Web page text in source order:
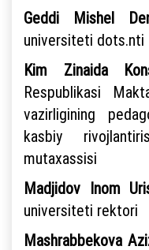
Geddi Mishel
universiteti dots.nti
Kim Zinaida
Respublikasi
vazirligining
kasbiy
mutaxassisi
Madjidov Inom
universiteti rektori
Mashrabbekova